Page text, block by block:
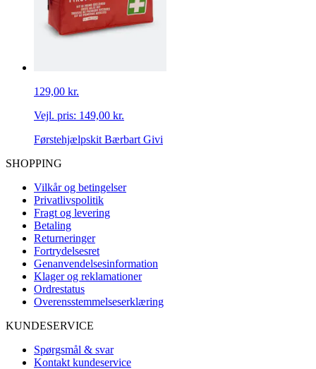
129,00 kr.
Vejl. pris: 149,00 kr.
Førstehjælpskit Bærbart Givi
SHOPPING
Vilkår og betingelser
Privatlivspolitik
Fragt og levering
Betaling
Returneringer
Fortrydelsesret
Genanvendelsesinformation
Klager og reklamationer
Ordrestatus
Overensstemmelseserklæring
KUNDESERVICE
Spørgsmål & svar
Kontakt kundeservice